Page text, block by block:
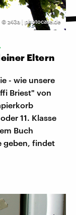
© z43a | photocase.de
Eltern
- wie unsere
Briest" von
11. Klasse
Buch
geben, findet